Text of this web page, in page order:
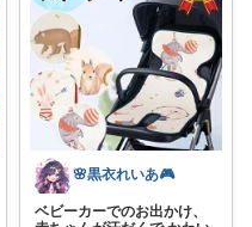
🌸黒衣れいあ🎮
ベビーカーでのお出かけ、